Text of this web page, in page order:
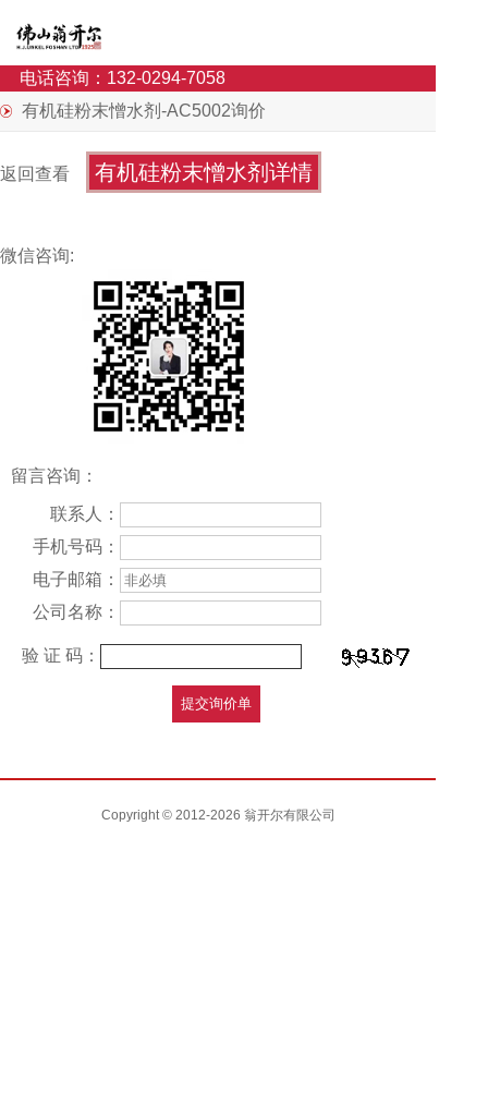
电话咨询：132-0294-7058
有机硅粉末憎水剂-AC5002询价
返回查看 有机硅粉末憎水剂详情
微信咨询:
留言咨询：
联系人：
手机号码：
电子邮箱：
公司名称：
验 证 码：
Copyright © 2012-2026 翁开尔有限公司